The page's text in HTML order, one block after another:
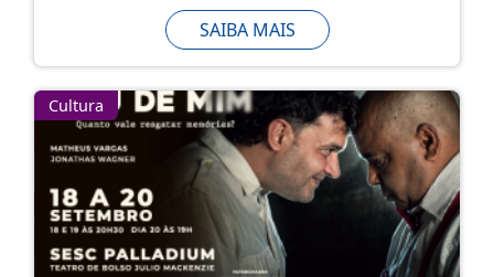
SAIBA MAIS
Cultura